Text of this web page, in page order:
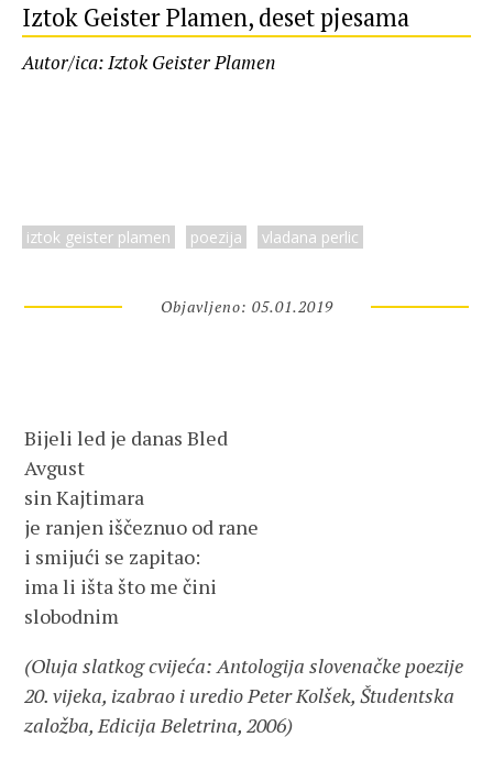
Iztok Geister Plamen, deset pjesama
Autor/ica: Iztok Geister Plamen
iztok geister plamen poezija vladana perlic
Objavljeno: 05.01.2019
Bijeli led je danas Bled
Avgust
sin Kajtimara
je ranjen iščeznuo od rane
i smijući se zapitao:
ima li išta što me čini
slobodnim
(Oluja slatkog cvijeća: Antologija slovenačke poezije
20. vijeka, izabrao i uredio Peter Kolšek, Študentska
založba, Edicija Beletrina, 2006)